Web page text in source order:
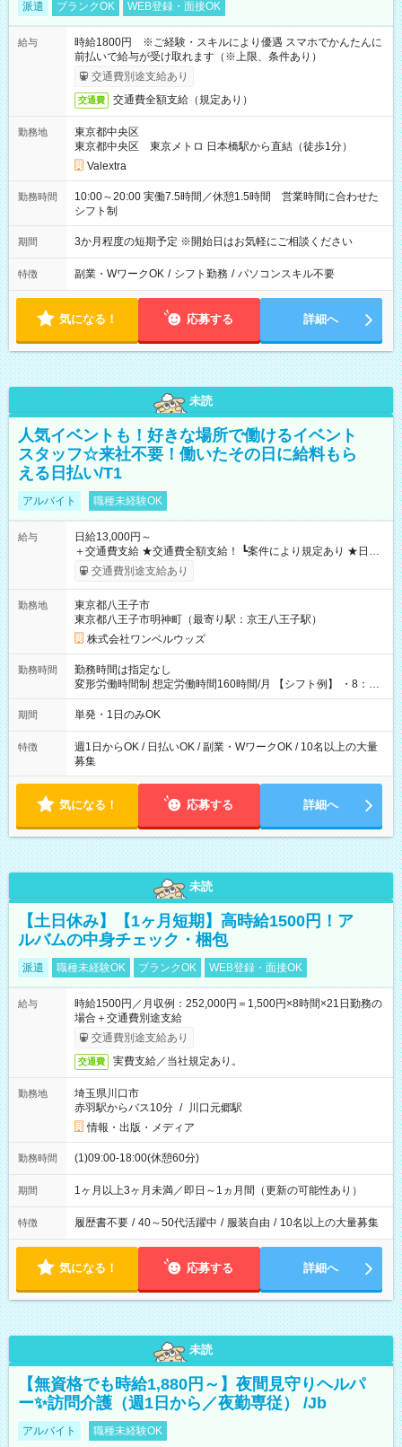
派遣 ブランクOK WEB登録・面接OK
給与
時給1800円 ※ご経験・スキルにより優遇 スマホでかんたんに
前払いで給与が受け取れます（※上限、条件あり）
交通費別途支給あり
交通費 交通費全額支給（規定あり）
勤務地
東京都中央区
東京都中央区 東京メトロ 日本橋駅から直結（徒歩1分）
Valextra
勤務時間
10:00～20:00 実働7.5時間／休憩1.5時間 営業時間に合わせた
シフト制
期間 3か月程度の短期予定 ※開始日はお気軽にご相談ください
特徴 副業・WワークOK / シフト勤務 / パソコンスキル不要
気になる！ 応募する 詳細へ
未読
人気イベントも！好きな場所で働けるイベント
スタッフ☆来社不要！働いたその日に給料もら
える日払い/T1
アルバイト 職種未経験OK
給与
日給13,000円～
＋交通費支給 ★交通費全額支給！ ┗案件により規定あり ★日払
いOK！（規定あり） ┗働いたその日に現金GET♪ お仕事後はコ
ンビニATMから 日払い分を引き落とせます！ 【試用期間】試
交通費別途支給あり
勤務地
東京都八王子市
東京都八王子市明神町（最寄り駅：京王八王子駅）
株式会社ワンベルウッズ
勤務時間
勤務時間は指定なし
変形労働時間制 想定労働時間160時間/月 【シフト例】 ・8：00
～21：00
期間 単発・1日のみOK
特徴
週1日からOK / 日払いOK / 副業・WワークOK / 10名以上の大量
募集
気になる！ 応募する 詳細へ
未読
【土日休み】【1ヶ月短期】高時給1500円！ア
ルバムの中身チェック・梱包
派遣 職種未経験OK ブランクOK WEB登録・面接OK
給与
時給1500円／月収例：252,000円＝1,500円×8時間×21日勤務の
場合＋交通費別途支給
交通費別途支給あり
交通費 実費支給／当社規定あり。
勤務地
埼玉県川口市
赤羽駅からバス10分 / 川口元郷駅
情報・出版・メディア
勤務時間 (1)09:00-18:00(休憩60分)
期間 1ヶ月以上3ヶ月未満／即日～1ヵ月間（更新の可能性あり）
特徴 履歴書不要 / 40～50代活躍中 / 服装自由 / 10名以上の大量募集
気になる！ 応募する 詳細へ
未読
【無資格でも時給1,880円～】夜間見守りヘルパ
ー✨訪問介護（週1日から／夜勤専従） /Jb
アルバイト 職種未経験OK